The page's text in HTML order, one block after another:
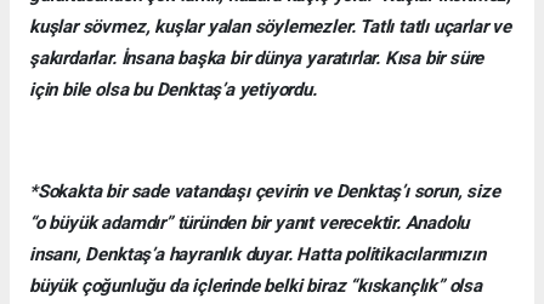
kuşlar sövmez, kuşlar yalan söylemezler. Tatlı tatlı uçarlar ve
şakırdarlar. İnsana başka bir dünya yaratırlar. Kısa bir süre
için bile olsa bu Denktaş’a yetiyordu.
*Sokakta bir sade vatandaşı çevirin ve Denktaş’ı sorun, size
“o büyük adamdır” türünden bir yanıt verecektir. Anadolu
insanı, Denktaş’a hayranlık duyar. Hatta politikacılarımızın
büyük çoğunluğu da içlerinde belki biraz “kıskançlık” olsa